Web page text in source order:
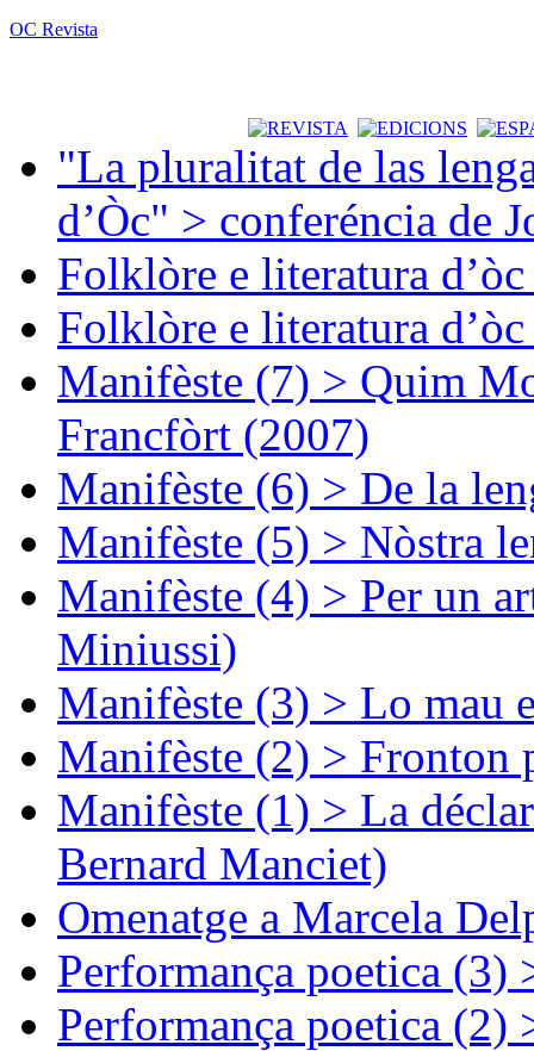
OC Revista
"La pluralitat de las
d’Òc" > conferéncia de
Folklòre e literatura
Folklòre e literatura
Manifèste (7) > Quim
Francfòrt (2007)
Manifèste (6) > De la
Manifèste (5) > Nòstra
Manifèste (4) > Per un
Miniussi)
Manifèste (3) > Lo mau
Manifèste (2) > Fronton
Manifèste (1) > La
Bernard Manciet)
Omenatge a Marcela
Performança poetica (3)
Performança poetica (2)